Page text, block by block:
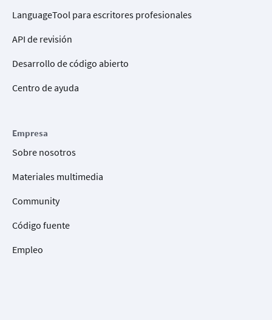
LanguageTool para escritores profesionales
API de revisión
Desarrollo de código abierto
Centro de ayuda
Empresa
Sobre nosotros
Materiales multimedia
Community
Código fuente
Empleo